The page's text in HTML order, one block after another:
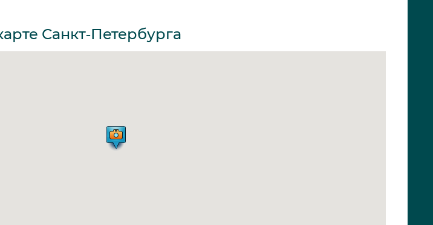
Санкт-Петербурга